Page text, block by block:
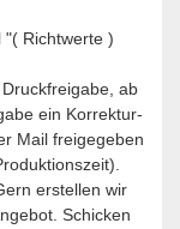
Richtwerte )
ab
ein Korrektur-
Mail freigegeben
erstellen wir
Schicken